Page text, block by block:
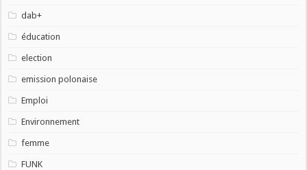
dab+
éducation
election
emission polonaise
Emploi
Environnement
femme
FUNK